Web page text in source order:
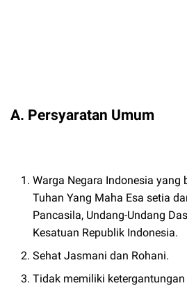
A. Persyaratan Umum
Warga Negara Indonesia yang
Tuhan Yang Maha Esa setia
Pancasila, Undang-Undang
Kesatuan Republik Indonesia.
Sehat Jasmani dan Rohani.
Tidak memiliki